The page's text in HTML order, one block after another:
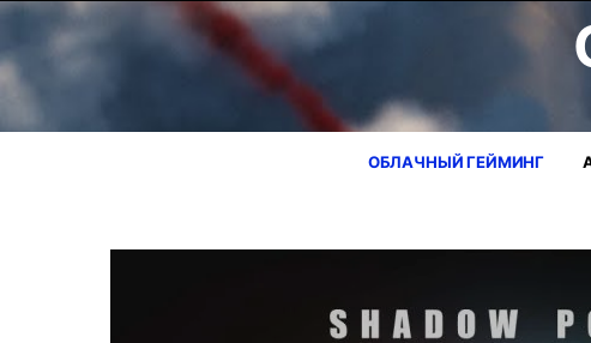
ОБЛАЧНЫЙ ГЕЙМИНГ